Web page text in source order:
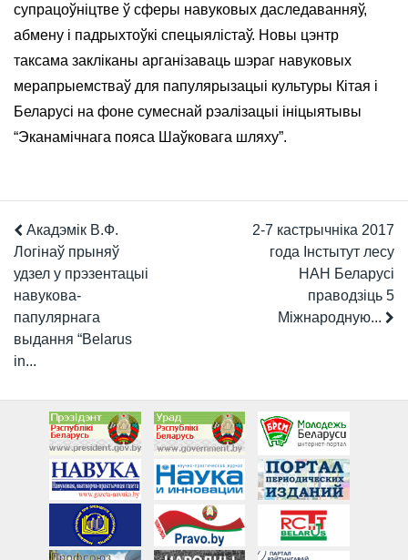
супрацоўніцтве ў сферы навуковых даследаванняў,
абмену і падрыхтоўкі спецыялістаў. Новы цэнтр
таксама закліканы арганізаваць шэраг навуковых
мерапрыемстваў для папулярызацыі культуры Кітая і
Беларусі на фоне сумеснай рэалізацыі ініцыятывы
“Эканамічнага пояса Шаўковага шляху”.
Акадэмік В.Ф.
Логінаў прыняў
удзел у прэзентацыі
навукова-
папулярнага
выдання “Belarus
in...
2-7 кастрычніка 2017
года Інстытут лесу
НАН Беларусі
праводзіць 5
Міжнародную...